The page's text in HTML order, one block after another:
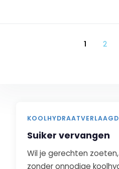
1 2
Suiker vervangen
Wil je gerechten
zonder onnodige